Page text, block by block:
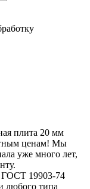
плита 20 мм
ценам! Мы
уже много лет,
19903-74
любого типа